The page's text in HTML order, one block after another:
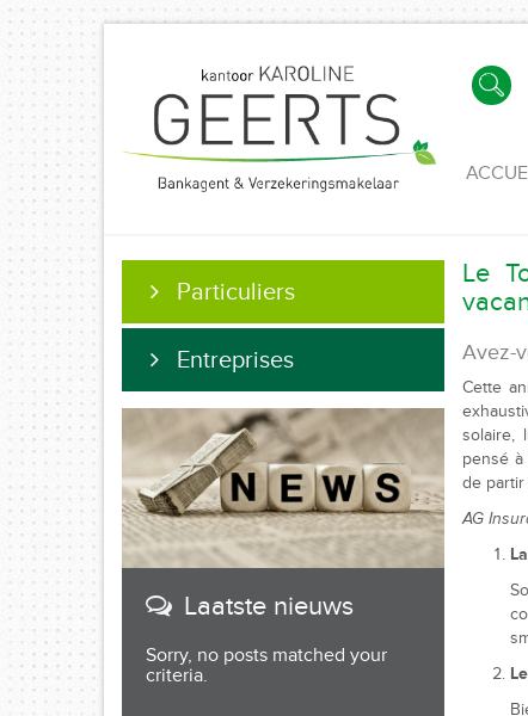
Le
Avez-
Cette
solaire,
pensé
de partir
AG
Particuliers
Entreprises
Laatste nieuws
Sorry, no posts matched your
criteria.